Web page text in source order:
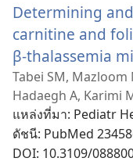
Determining
carnitine and
β-thalassemia
Tabei SM, Mazloom
Hadaegh A, Karimi
แหล่งที่มา‎: Pediatr
ดัชนี‎: PubMed
DOI‎: 10.3109/